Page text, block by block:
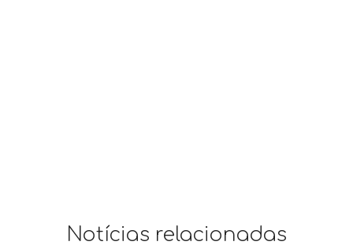
Notícias relacionadas